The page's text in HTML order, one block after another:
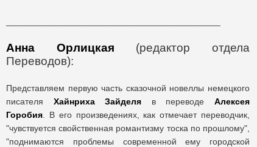
Анна Орлицкая (редактор отдела
Переводов):
Представляем первую часть сказочной новеллы немецкого
писателя Хайнриха Зайделя в переводеАлексея
Горобия . В его произведениях, как отмечает переводчик,
"чувствуется свойственная романтизму тоска по прошлому",
"поднимаются проблемы современной ему городской